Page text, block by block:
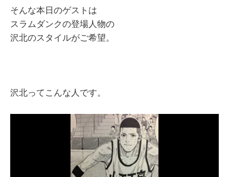
そんな本日のゲストは
スラムダンクの登場人物の
沢北のスタイルがご希望。
沢北ってこんな人です。